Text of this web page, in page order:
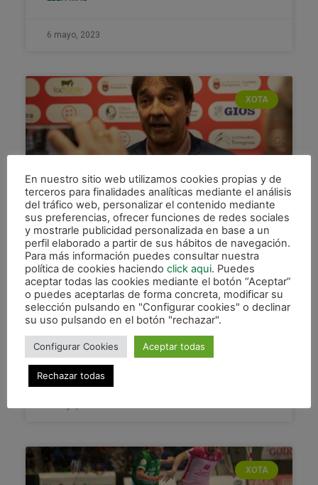
6 mayo, 2023
XOTA
«Hemos llegado tarde al partido.
La primera parte no me ha
gustado»
Imanol Arregui no acabó demasiado contento por
el partido ofrecido. El entrenador de Osasuna
Magna lamentó la primera mitad de los suyos y
cómo el
XOTA
En nuestro sitio web utilizamos cookies propias y de
terceros para finalidades analíticas mediante el análisis
del tráfico web, personalizar el contenido mediante
sus preferencias, ofrecer funciones de redes sociales
y mostrarle publicidad personalizada en base a un
perfil elaborado a partir de sus hábitos de navegación.
Para más información puedes consultar nuestra
política de cookies haciendo click aqui. Puedes
aceptar todas las cookies mediante el botón “Aceptar”
o puedes aceptarlas de forma concreta, modificar su
selección pulsando en "Configurar cookies" o declinar
su uso pulsando en el botón "rechazar".
Configurar Cookies Aceptar todas
Rechazar todas